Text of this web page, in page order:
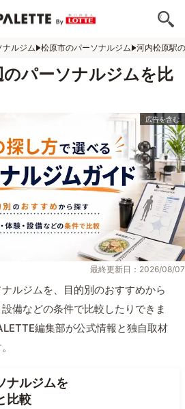
ナルジム 松原市のパーソナルジム 河内松原駅
のパーソナルジムを比
最終更新日：2026/08/07
ルジムを、目的別のおすすめから
備などの条件で比較したりできま
編集部が公式情報と独自取材
ナルジムを
比較